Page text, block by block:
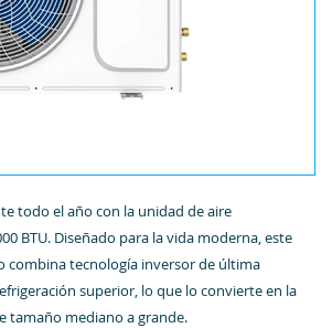
todo el año con la unidad de aire
BTU. Diseñado para la vida moderna, este
combina tecnología inversor de última
superior, lo que lo convierte en la
tamaño mediano a grande.